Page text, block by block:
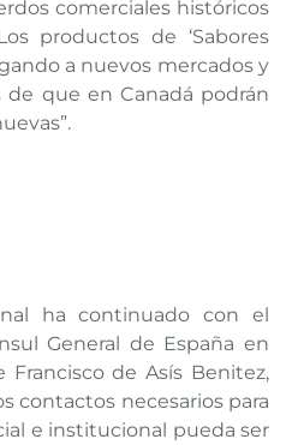
comerciales históricos
productos de ‘Sabores
a nuevos mercados y
de que en Canadá podrán
ha continuado con el
General de España en
Francisco de Asís Benitez,
contactos necesarios para
e institucional pueda ser